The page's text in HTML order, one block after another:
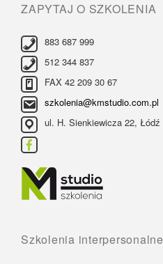
ZAPYTAJ O SZKOLENIA
883 687 999
512 344 837
FAX 42 209 30 67
szkolenia@kmstudio.com.pl
ul. H. Sienkiewicza 22, Łódź
Szkolenia interpersonalne